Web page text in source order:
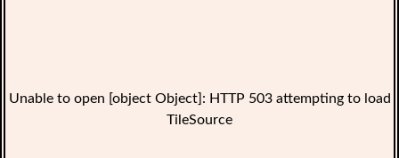
Unable to open [object Object]: HTTP 503 attempting to load
TileSource